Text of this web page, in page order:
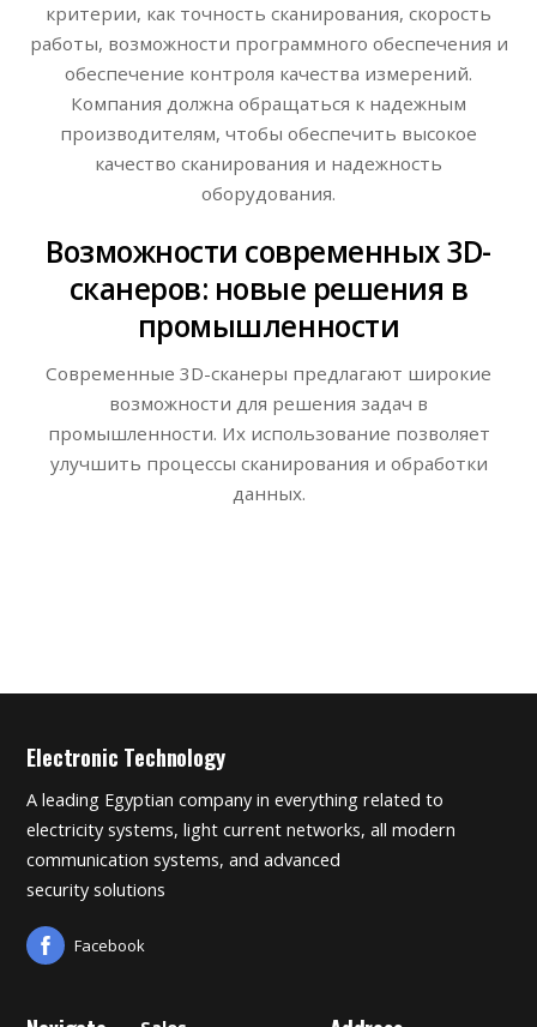
критерии, как точность сканирования, скорость
работы, возможности программного обеспечения и
обеспечение контроля качества измерений.
Компания должна обращаться к надежным
производителям, чтобы обеспечить высокое
качество сканирования и надежность
оборудования.
Возможности современных 3D-
сканеров: новые решения в
промышленности
Современные 3D-сканеры предлагают широкие
возможности для решения задач в
промышленности. Их использование позволяет
улучшить процессы сканирования и обработки
данных.
Electronic Technology
A leading Egyptian company in everything related to
electricity systems, light current networks, all modern
communication systems, and advanced
security solutions
Facebook